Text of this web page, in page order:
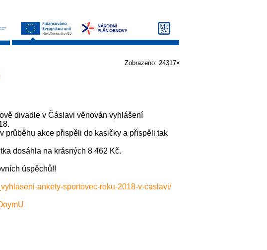
Zobrazeno: 24317×
divadle v Čáslavi věnován vyhlášení
průběhu akce přispěli do kasičky a přispěli tak
dosáhla na krásných 8 462 Kč.
úspěchů!!
ankety-sportovec-roku-2018-v-caslavi/